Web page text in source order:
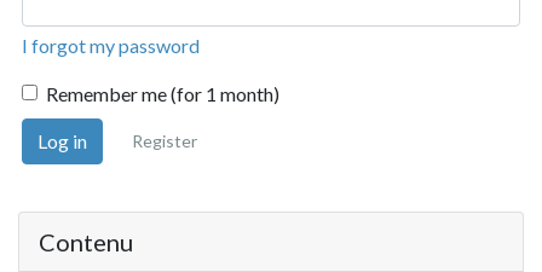
I forgot my password
Remember me (for 1 month)
Log in Register
Contenu